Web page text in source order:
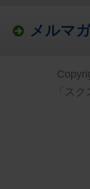
メルマ
「ス